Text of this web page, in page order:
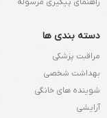
دسته بندی ها
مراقبت پزشکی
بهداشت شخصی
شوینده های خانگی
آرایشی